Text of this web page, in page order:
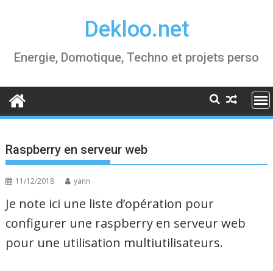
Dekloo.net
Energie, Domotique, Techno et projets perso
Raspberry en serveur web
11/12/2018 yann
Je note ici une liste d’opération pour
configurer une raspberry en serveur web
pour une utilisation multiutilisateurs.